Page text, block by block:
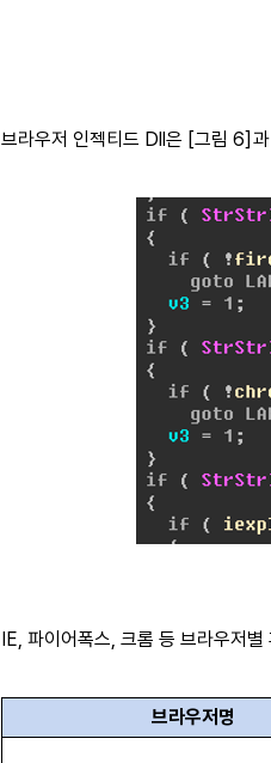
브라우저 인젝티드 Dll은 [그림 6]
IE, 파이어폭스, 크롬 등 브라우저
브라우저명